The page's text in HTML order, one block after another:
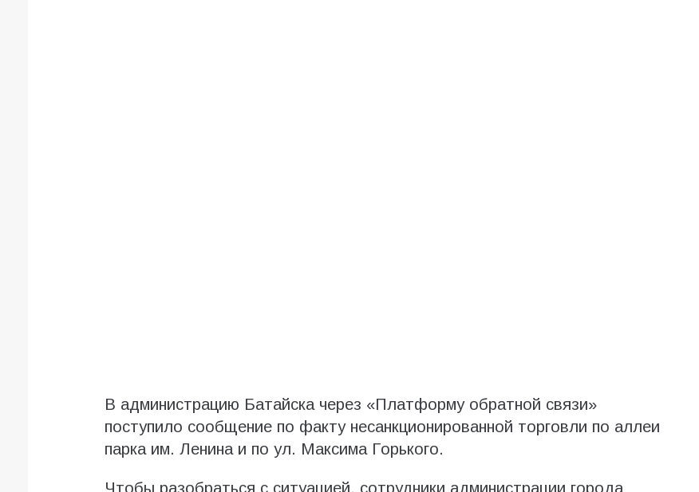
В администрацию Батайска через «Платформу обратной связи»
поступило сообщение по факту несанкционированной торговли по аллеи
парка им. Ленина и по ул. Максима Горького.
Чтобы разобраться с ситуацией, сотрудники администрации города